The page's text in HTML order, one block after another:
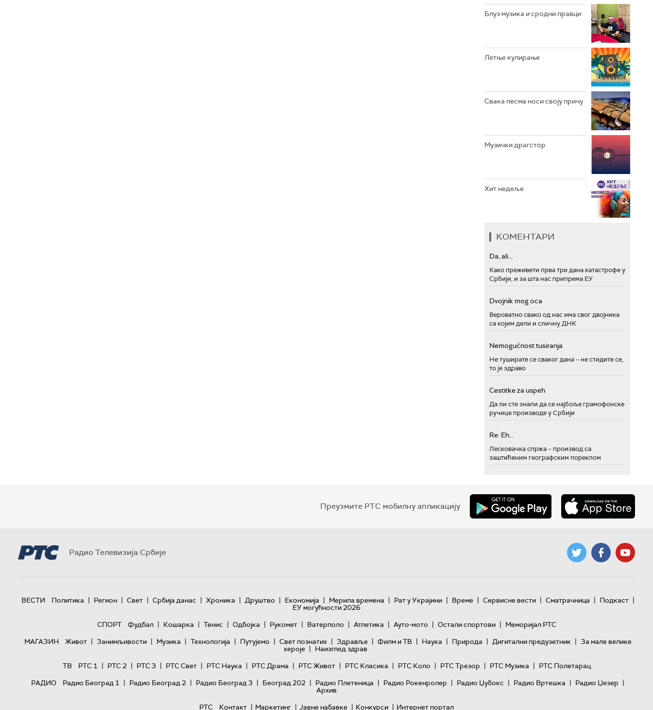
РАДИО ЏУБОКС
РАДИО ВРТЕШКА
РАДИО ЏЕЗЕР
Блуз музика и сродни правци
Летње кулирање
Свака песма носи своју причу
Музички драгстор
Хит недеље
КОМЕНТАРИ
Da, ali...
Како преживети прва три дана катастрофе у
Србији, и за шта нас припрема ЕУ
Dvojnik mog oca
Вероватно свако од нас има свог двојника
са којим дели и сличну ДНК
Nemogućnost tusiranja
Не туширате се сваког дана – не стидите се,
то је здраво
Cestitke za uspeh
Да ли сте знали да се најбоље грамофонске
ручице производе у Србији
Re: Eh...
Лесковачка спржа – производ са
заштићеним географским пореклом
Преузмите РТС мобилну апликацију
Радио Телевизија Србије
ВЕСТИ Политика | Регион | Свет | Србија данас | Хроника | Друштво | Економија | Мерила времена | Рат у Украјини | Време | Сервисне вести | Сматрачница | Подкаст |
ЕУ могућности 2026
СПОРТ
Фудбал | Кошарка | Тенис | Одбојка | Рукомет | Ватерполо | Атлетика | Ауто-мото | Остали спортови | Меморијал РТС
МАГАЗИН
Живот | Занимљивости | Музика | Технологијa | Путујемо | Свет познатих | Здравље | Филм и ТВ | Наука | Природа | Дигитални предузетник | За мале велике
хероје | Наизглед здрав
ТВ
РТС 1 | РТС 2 | РТС 3 | РТС Свет | РТС Наука | РТС Драма | РТС Живот | РТС Класика | РТС Коло | РТС Трезор | РТС Музика | РТС Полетарац
РАДИО
Радио Београд 1 | Радио Београд 2 | Радио Београд 3 | Београд 202 | Радио Плетеница | Радио Рокенролер | Радио Џубокс | Радио Вртешка | Радио Џезер |
Архив
РТС
Контакт | Маркетинг | Јавне набавке | Конкурси | Интернет портал